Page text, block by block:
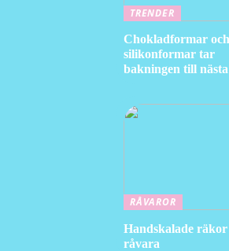
TRENDER
Chokladformar och
silikonformar tar
bakningen till
RÅVAROR
Handskalade räkor
råvara